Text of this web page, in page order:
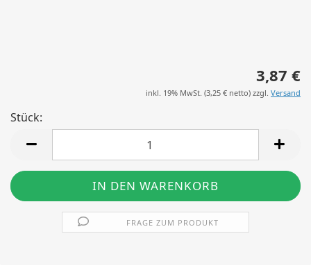
3,87 €
inkl. 19% MwSt. (3,25 € netto) zzgl. Versand
Stück:
FRAGE ZUM PRODUKT